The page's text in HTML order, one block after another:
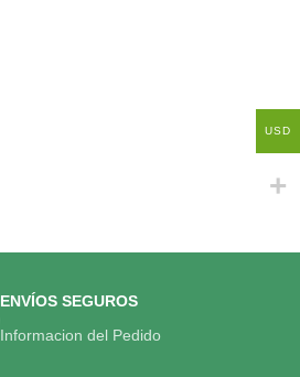
ENVÍOS SEGUROS
Informacion del Pedido
USD